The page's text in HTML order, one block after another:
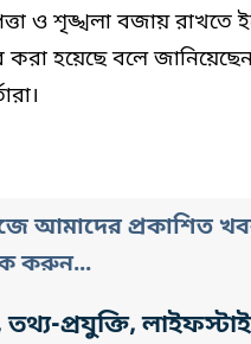
ও শৃঙ্খলা বজায় রাখতে
করা হয়েছে বলে
আমাদের প্রকাশিত
করুন...
প্রযুক্তি,